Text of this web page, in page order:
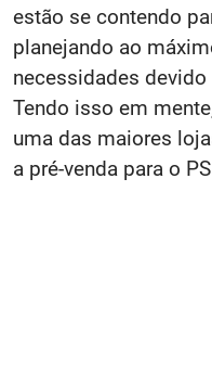
estão se contendo
planejando ao
necessidades
Tendo isso em
uma das maiores
a pré-venda para o